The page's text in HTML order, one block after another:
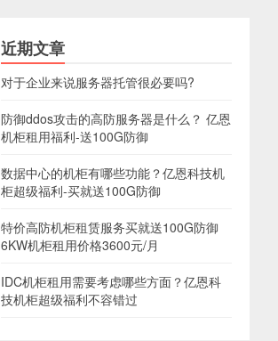
近期文章
对于企业来说服务器托管很必要吗?
防御ddos攻击的高防服务器是什么？ 亿恩
机柜租用福利-送100G防御
数据中心的机柜有哪些功能？亿恩科技机
柜超级福利-买就送100G防御
特价高防机柜租赁服务买就送100G防御
6KW机柜租用价格3600元/月
IDC机柜租用需要考虑哪些方面？亿恩科
技机柜超级福利不容错过